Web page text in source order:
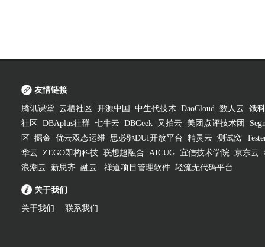
友情链接
腾讯课堂 云栖社区 开源中国 中生代技术 DaoCloud 数人云 饿
社区
DBAplus社群 七牛云 DBGeek 又拍云 美团点评技术团
区
掘金 优云双态运维 思必驰DUI开放平台 精灵云 测试窝
华云 ZEGO即构科技 联想超融合 AICUG 宜信技术学院 京东云
浪潮云
新思齐 融云 禅道项目管理软件 轻流无代码平台
关于我们
关于我们 联系我们